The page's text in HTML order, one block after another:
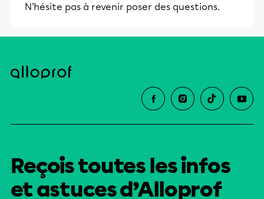
éducative.
N'hésite pas à revenir poser des questions.
Reçois toutes les infos
et astuces d’Alloprof